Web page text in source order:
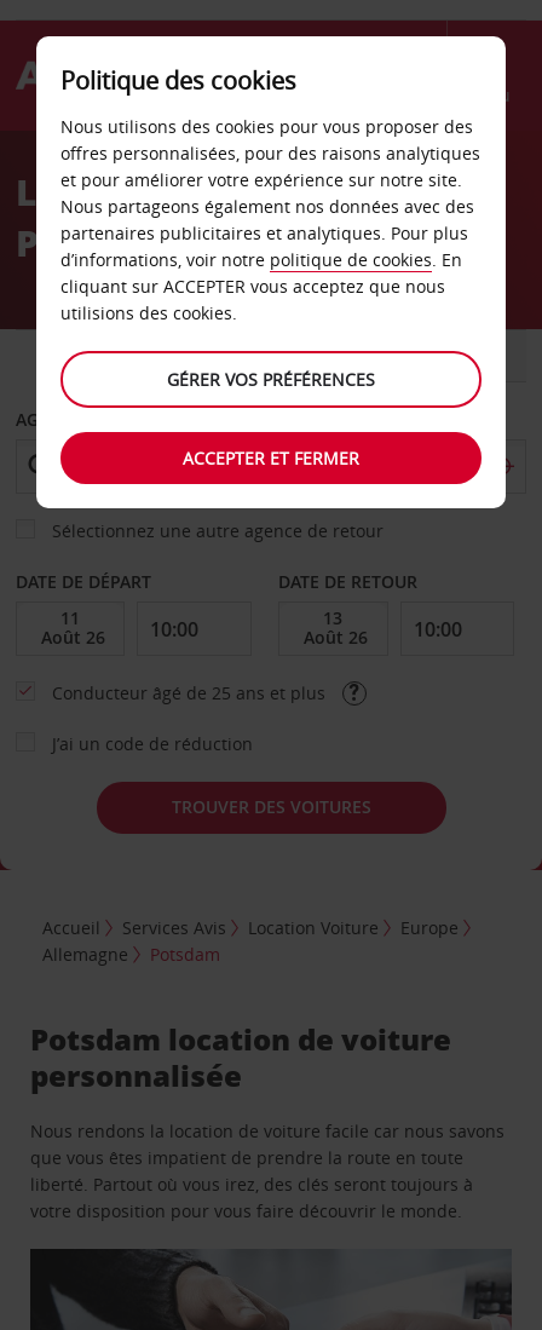
Menu
AvisLocation de voiture
Potsdam
VOITURE UTILITAIRE
AGENCE DE DÉPART
Sélectionnez une autre agence de retour
DATE DE DÉPART DATE DE RETOUR
Conducteur âgé de 25 ans et plus
J’ai un code de réduction
TROUVER DES VOITURES
Accueil Services Avis Location Voiture
Europe
Allemagne
Potsdam
Potsdam location de voiture
personnalisée
Nous rendons la location de voiture facile car nous savons
que vous êtes impatient de prendre la route en toute
liberté. Partout où vous irez, des clés seront toujours à
votre disposition pour vous faire découvrir le monde.
Politique des cookies
Nous utilisons des cookies pour vous proposer des
offres personnalisées, pour des raisons analytiques
et pour améliorer votre expérience sur notre site.
Nous partageons également nos données avec des
partenaires publicitaires et analytiques. Pour plus
d’informations, voir notre politique de cookies. En
cliquant sur ACCEPTER vous acceptez que nous
utilisions des cookies.
GÉRER VOS PRÉFÉRENCES
ACCEPTER ET FERMER